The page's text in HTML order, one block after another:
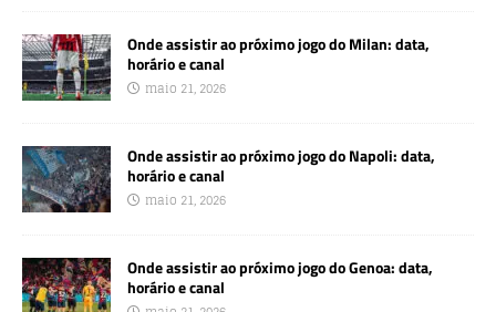
Onde assistir ao próximo jogo do Milan: data,
horário e canal
maio 21, 2026
Onde assistir ao próximo jogo do Napoli: data,
horário e canal
maio 21, 2026
Onde assistir ao próximo jogo do Genoa: data,
horário e canal